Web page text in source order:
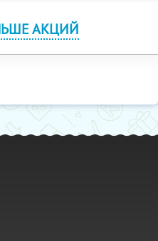
АКЦИЙ